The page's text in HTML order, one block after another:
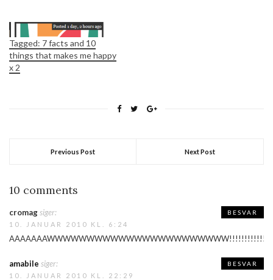
Tagged: 7 facts and 10
things that makes me happy
x 2
Previous Post Next Post
10 comments
cromagsiger:
10. JANUAR 2010 KL. 6:24
AAAAAAAWWWWWWWWWWWWWWWWWWWWWWW!!!!!!!!!!!!!
BESVAR
amabile siger:
10. JANUAR 2010 KL. 22:29
BESVAR